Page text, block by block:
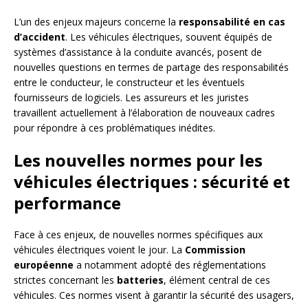
L’un des enjeux majeurs concerne la responsabilité en cas
d’accident. Les véhicules électriques, souvent équipés de
systèmes d’assistance à la conduite avancés, posent de
nouvelles questions en termes de partage des responsabilités
entre le conducteur, le constructeur et les éventuels
fournisseurs de logiciels. Les assureurs et les juristes
travaillent actuellement à l’élaboration de nouveaux cadres
pour répondre à ces problématiques inédites.
Les nouvelles normes pour les
véhicules électriques : sécurité et
performance
Face à ces enjeux, de nouvelles normes spécifiques aux
véhicules électriques voient le jour. La Commission
européenne a notamment adopté des réglementations
strictes concernant les batteries, élément central de ces
véhicules. Ces normes visent à garantir la sécurité des usagers,